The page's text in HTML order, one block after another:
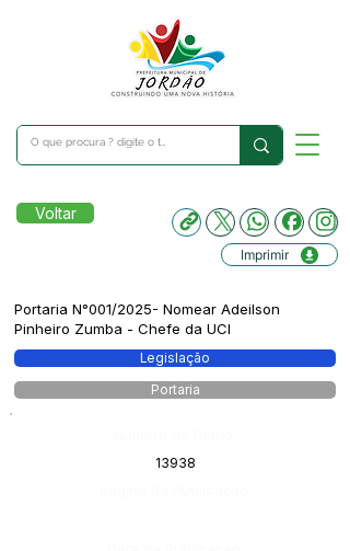
Voltar
Imprimir
Portaria N°001/2025- Nomear Adeilson
Pinheiro Zumba - Chefe da UCI
Legislação
Portaria
13938